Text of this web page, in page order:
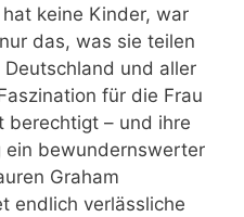
keine Kinder, war
das, was sie teilen
Deutschland und aller
für die Frau
berechtigt – und ihre
ein bewundernswerter
Graham
endlich verlässliche